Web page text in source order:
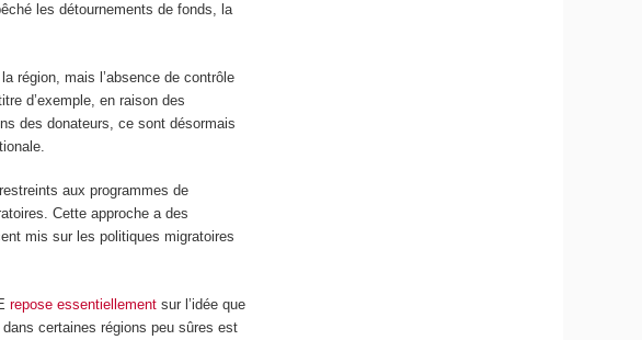
les détournements de fonds, la
région, mais l’absence de contrôle
titre d’exemple, en raison des
des donateurs, ce sont désormais
aux programmes de
Cette approche a des
mis sur les politiques migratoires
repose essentiellement sur l’idée que
certaines régions peu sûres est